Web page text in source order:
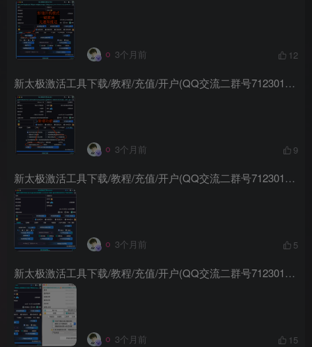
3个月前 12
新太极激活工具下载/教程/充值/开户(QQ交流二群号712301491)
3个月前 9
新太极激活工具下载/教程/充值/开户(QQ交流二群号712301491)
3个月前 5
新太极激活工具下载/教程/充值/开户(QQ交流二群号712301491)
3个月前 15